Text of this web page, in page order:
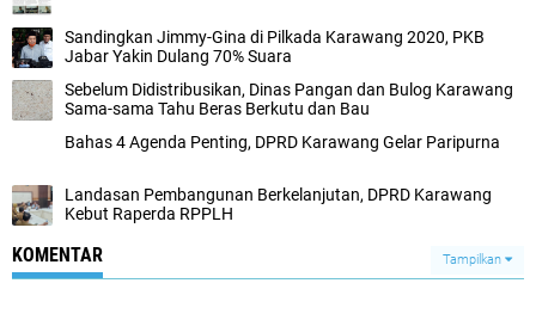
Sandingkan Jimmy-Gina di Pilkada Karawang 2020, PKB
Jabar Yakin Dulang 70% Suara
Sebelum Didistribusikan, Dinas Pangan dan Bulog Karawang
Sama-sama Tahu Beras Berkutu dan Bau
Bahas 4 Agenda Penting, DPRD Karawang Gelar Paripurna
Landasan Pembangunan Berkelanjutan, DPRD Karawang
Kebut Raperda RPPLH
KOMENTAR Tampilkan